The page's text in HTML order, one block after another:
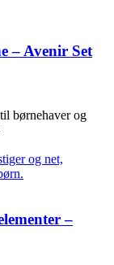
– Avenir Set
børnehaver og
–